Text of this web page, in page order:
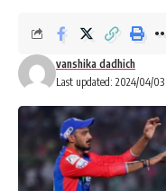
Last updated: 2024/04/
vanshika dadhich